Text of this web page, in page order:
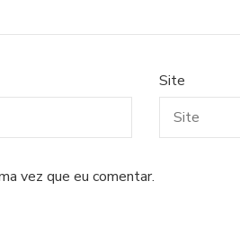
Site
vez que eu comentar.